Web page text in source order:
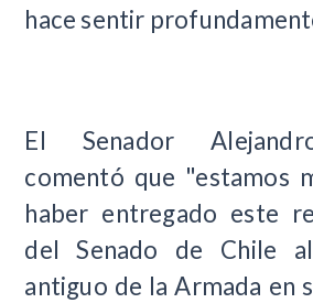
hace sentir
El Senador
comentó que "estamos
haber entregado este
del Senado de Chile
antiguo de la Armada en